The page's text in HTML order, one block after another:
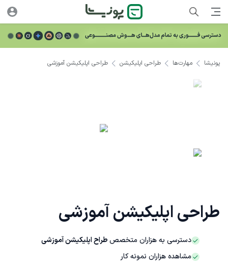
طراحی اپلیکیشن آموزشی
دسترسی به هزاران متخصصطراح اپلیکیشن آموزشی
مشاهده هزاران نمونه کار
پونیشا مهارت‌ها طراحی اپلیکیشن طراحی اپلیکیشن آموزشی